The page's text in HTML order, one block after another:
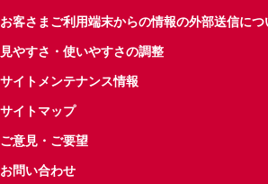
お客さまご利用端末からの情報の外部送信につ
見やすさ・使いやすさの調整
サイトメンテナンス情報
サイトマップ
ご意見・ご要望
お問い合わせ